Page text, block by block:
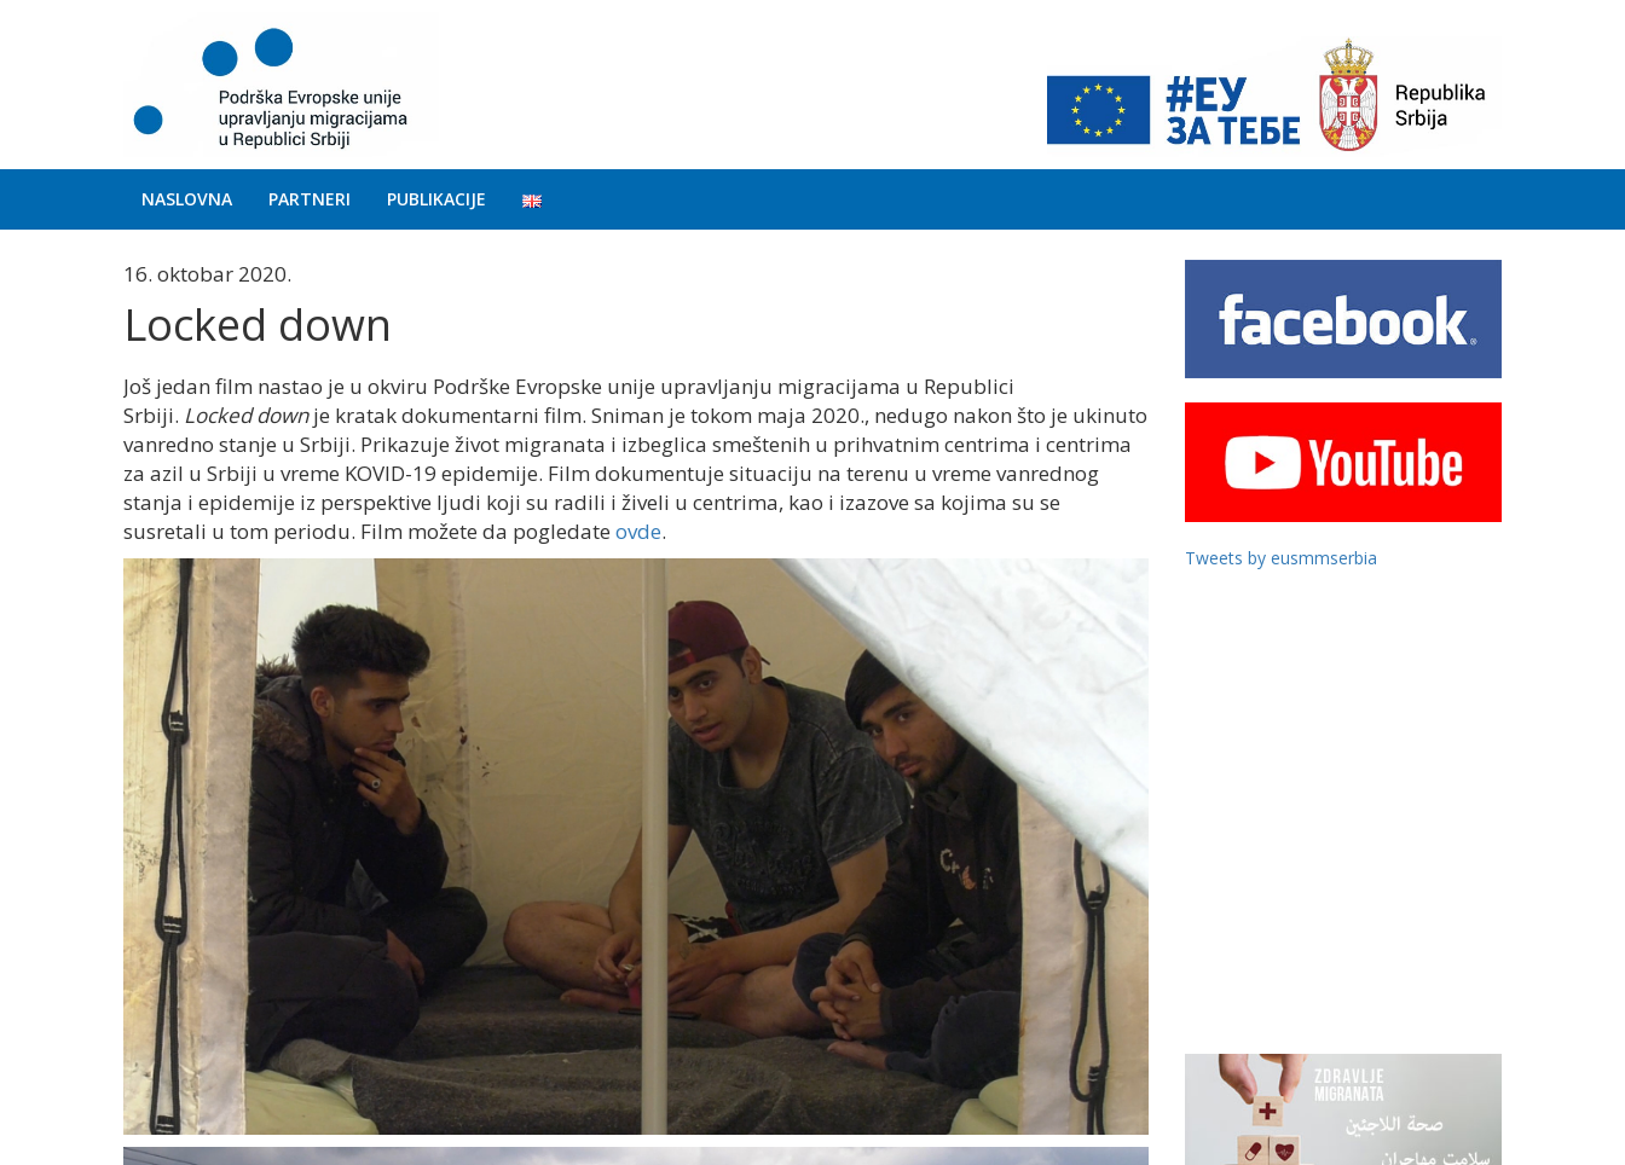
NASLOVNA PARTNERI PUBLIKACIJE
16. oktobar 2020.
Locked down
Još jedan film nastao je u okviru Podrške Evropske unije upravljanju migracijama u Republici
Srbiji. Locked downje kratak dokumentarni film. Sniman je tokom maja 2020., nedugo nakon što je ukinuto
vanredno stanje u Srbiji. Prikazuje život migranata i izbeglica smeštenih u prihvatnim centrima i centrima
za azil u Srbiji u vreme KOVID-19 epidemije. Film dokumentuje situaciju na terenu u vreme vanrednog
stanja i epidemije iz perspektive ljudi koji su radili i živeli u centrima, kao i izazove sa kojima su se
susretali u tom periodu. Film možete da pogledate ovde.
Tweets by eusmmserbia